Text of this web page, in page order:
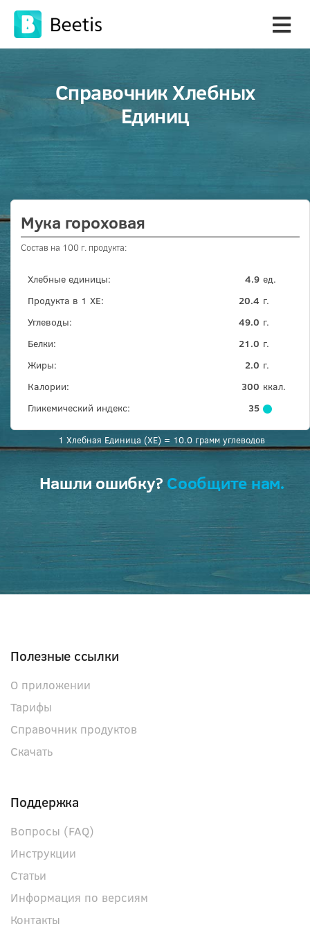
Справочник Хлебных
Единиц
Мука гороховая
Состав на 100 г. продукта:
Хлебные единицы: ед.
4.9
Продукта в 1 ХЕ:
г.
20.4
Углеводы:
г.
49.0
Белки:
г.
21.0
Жиры:
г.
2.0
Калории:
ккал.
300
Гликемический индекс:
35
1 Хлебная Единица (ХЕ) = 10.0 грамм углеводов
Нашли ошибку?Сообщите нам.
Полезные ссылки
О приложении
Тарифы
Справочник продуктов
Скачать
Поддержка
Вопросы (FAQ)
Инструкции
Статьи
Информация по версиям
Контакты